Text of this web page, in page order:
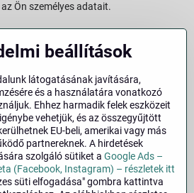
Ön személyes adatait.
és adatkezelésről.
és feltételei.
tudnivalók.
beállítások
látogatásának javítására,
és a használatára vonatkozó
Ehhez harmadik felek eszközeit
vehetjük, és az összegyűjtött
EU-beli, amerikai vagy más
partnereknek. A hirdetések
szolgáló sütiket a Google Ads –
(Facebook, Instagram) – részletek itt
süti elfogadása" gombra kattintva